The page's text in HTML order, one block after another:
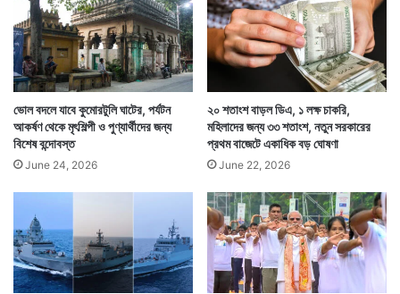
ভোল বদলে যাবে কুমোরটুলি ঘাটের, পর্যটন
আকর্ষণ থেকে মৃৎশিল্পী ও পুণ্যার্থীদের জন্য
বিশেষ বন্দোবস্ত
June 24, 2026
২০ শতাংশ বাড়ল ডিএ, ১ লক্ষ চাকরি,
মহিলাদের জন্য ৩৩ শতাংশ, নতুন সরকারের
প্রথম বাজেটে একাধিক বড় ঘোষণা
June 22, 2026